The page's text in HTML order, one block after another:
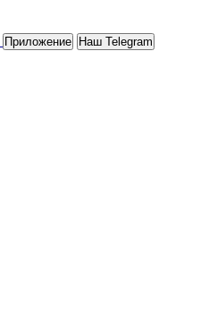
Приложение Наш Telegram